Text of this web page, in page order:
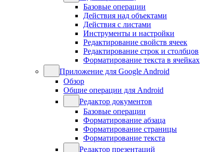
Базовые операции
Действия над объектами
Действия с листами
Инструменты и настройки
Редактирование свойств ячеек
Редактирование строк и столбцов
Форматирование текста в ячейках
Приложение для Google Android
Обзор
Общие операции для Android
Редактор документов
Базовые операции
Форматирование абзаца
Форматирование страницы
Форматирование текста
Редактор презентаций